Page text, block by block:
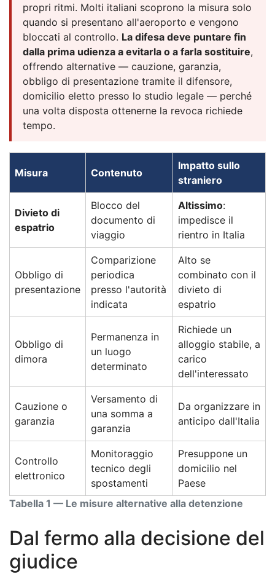
propri ritmi. Molti italiani scoprono la misura solo
quando si presentano all'aeroporto e vengono
bloccati al controllo. La difesa deve puntare fin
dalla prima udienza a evitarla o a farla sostituire,
offrendo alternative — cauzione, garanzia,
obbligo di presentazione tramite il difensore,
domicilio eletto presso lo studio legale — perché
una volta disposta ottenerne la revoca richiede
tempo.
Tabella 1 — Le misure alternative alla detenzione
Misura Contenuto
Impatto sullo
straniero
Divieto di
espatrio
Blocco del
documento di
viaggio
Altissimo:
impedisce il
rientro in Italia
Obbligo di
presentazione
Comparizione
periodica
presso l'autorità
indicata
Alto se
combinato con il
divieto di
espatrio
Obbligo di
dimora
Permanenza in
un luogo
determinato
Richiede un
alloggio stabile, a
carico
dell'interessato
Cauzione o
garanzia
Versamento di
una somma a
garanzia
Da organizzare in
anticipo dall'Italia
Controllo
elettronico
Monitoraggio
tecnico degli
spostamenti
Presuppone un
domicilio nel
Paese
Dal fermo alla decisione del
giudice